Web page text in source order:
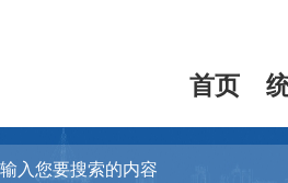
首页